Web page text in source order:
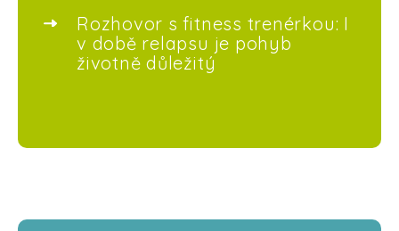
Rozhovor s fitness trenérkou: I
v době relapsu je pohyb
životně důležitý